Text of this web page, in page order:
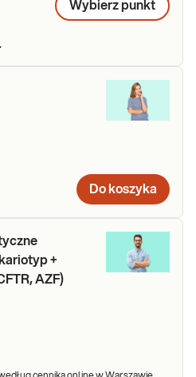
wychodzenia z domu. Dzięki
kontaktu z wybranym
czat lub wideo.
Wybierzpunkt
Do koszyka
+
AZF)